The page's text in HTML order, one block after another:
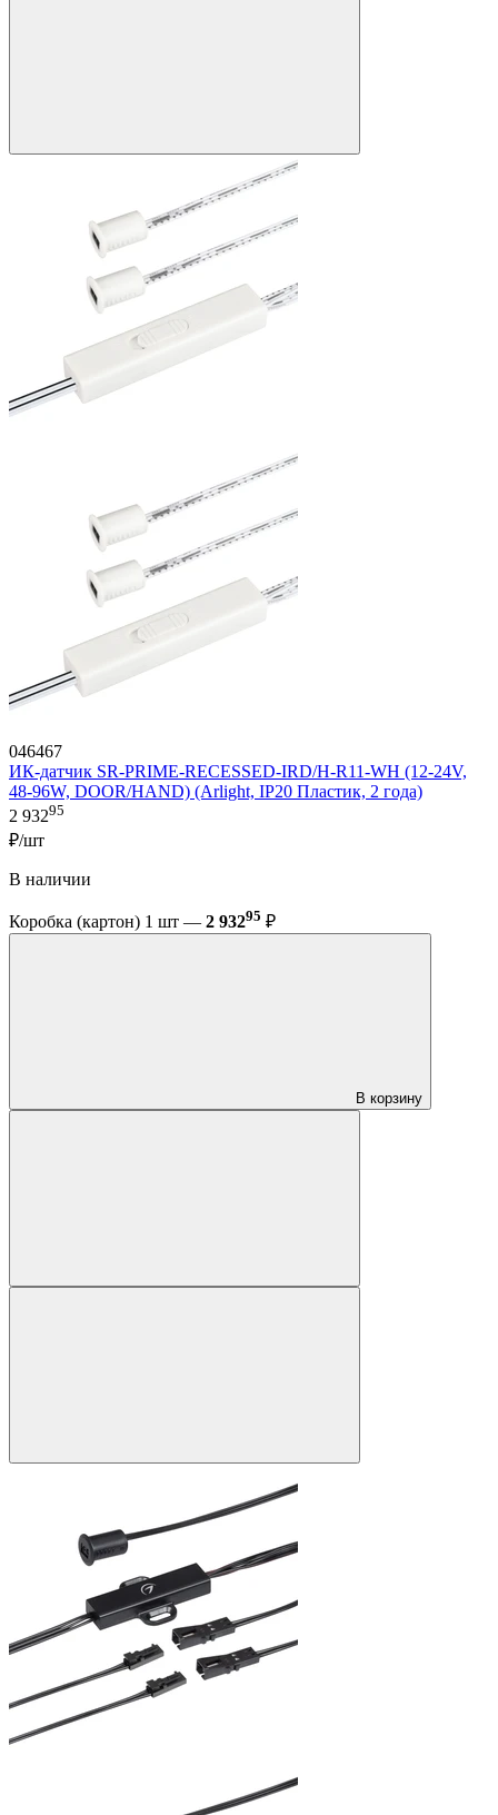
046467
ИК-датчик SR-PRIME-RECESSED-IRD/H-R11-WH (12-24V,
48-96W, DOOR/HAND) (Arlight, IP20 Пластик, 2 года)
2 93295
₽/шт
В наличии
Коробка (картон) 1 шт — 2 93295 ₽
В корзину